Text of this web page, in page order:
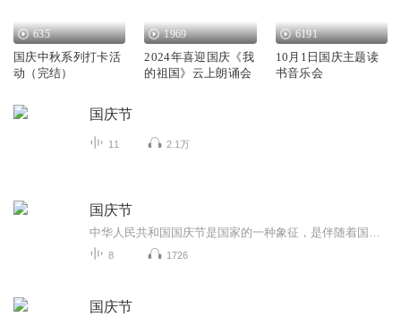
635
国庆中秋系列打卡活
动（完结）
1969
2024年喜迎国庆《我
的祖国》云上朗诵会
6191
10月1日国庆主题读
书音乐会
国庆节
11 2.1万
国庆节
8 1726
国庆节